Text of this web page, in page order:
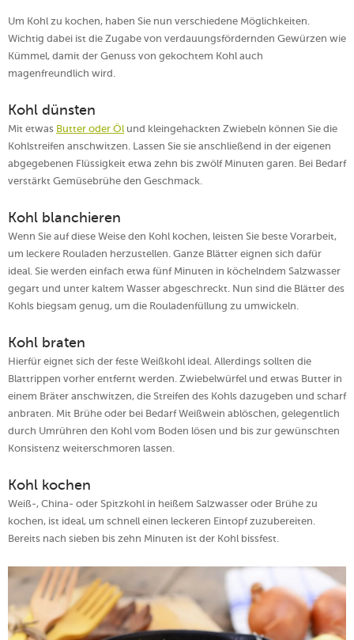
Um Kohl zu kochen, haben Sie nun verschiedene Möglichkeiten.
Wichtig dabei ist die Zugabe von verdauungsfördernden Gewürzen wie
Kümmel, damit der Genuss von gekochtem Kohl auch
magenfreundlich wird.
Kohl dünsten
Mit etwas Butter oder Öl und kleingehackten Zwiebeln können Sie die
Kohlstreifen anschwitzen. Lassen Sie sie anschließend in der eigenen
abgegebenen Flüssigkeit etwa zehn bis zwölf Minuten garen. Bei Bedarf
verstärkt Gemüsebrühe den Geschmack.
Kohl blanchieren
Wenn Sie auf diese Weise den Kohl kochen, leisten Sie beste Vorarbeit,
um leckere Rouladen herzustellen. Ganze Blätter eignen sich dafür
ideal. Sie werden einfach etwa fünf Minuten in köchelndem Salzwasser
gegart und unter kaltem Wasser abgeschreckt. Nun sind die Blätter des
Kohls biegsam genug, um die Rouladenfüllung zu umwickeln.
Kohl braten
Hierfür eignet sich der feste Weißkohl ideal. Allerdings sollten die
Blattrippen vorher entfernt werden. Zwiebelwürfel und etwas Butter in
einem Bräter anschwitzen, die Streifen des Kohls dazugeben und scharf
anbraten. Mit Brühe oder bei Bedarf Weißwein ablöschen, gelegentlich
durch Umrühren den Kohl vom Boden lösen und bis zur gewünschten
Konsistenz weiterschmoren lassen.
Kohl kochen
Weiß-, China- oder Spitzkohl in heißem Salzwasser oder Brühe zu
kochen, ist ideal, um schnell einen leckeren Eintopf zuzubereiten.
Bereits nach sieben bis zehn Minuten ist der Kohl bissfest.